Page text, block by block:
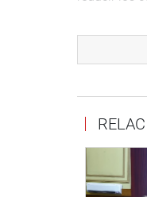
país y de
de la región
de
Por su
(Brasil)